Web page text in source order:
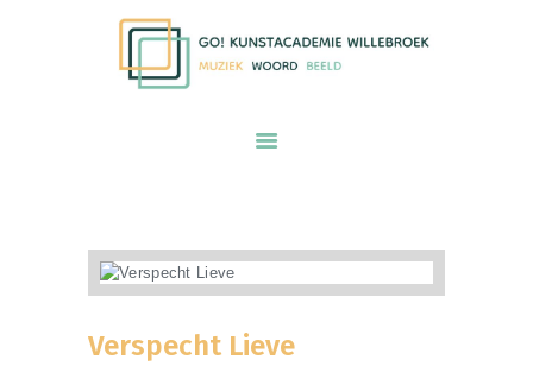
GO! kunstacademie Willebroek voor
AANBOD
PRAKTISCHE INFORMATIE
KALENDER
INSCHRIJVEN
Verspecht Lieve